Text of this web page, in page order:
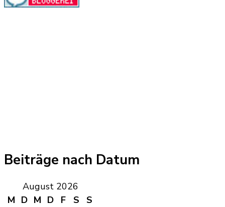
Beiträge nach Datum
August 2026
M D M D F S
S